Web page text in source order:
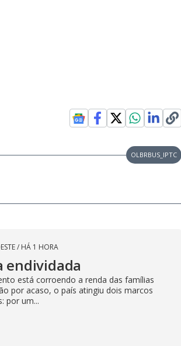
OLBRBUS_IPTC
/ HÁ 1 HORA
endividada
está corroendo a renda das famílias
por acaso, o país atingiu dois marcos
por um...